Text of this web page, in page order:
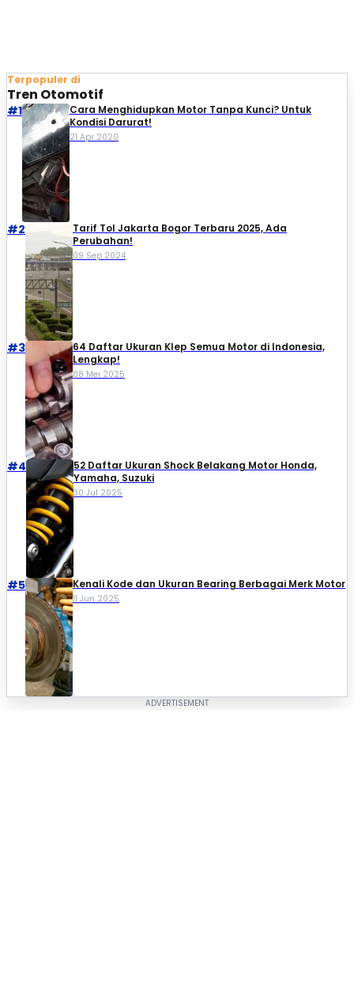
Terpopuler di
Tren Otomotif
#1
Cara Menghidupkan Motor Tanpa Kunci? Untuk
Kondisi Darurat!
21 Apr 2020
#2
Tarif Tol Jakarta Bogor Terbaru 2025, Ada
Perubahan!
09 Sep 2024
#3
64 Daftar Ukuran Klep Semua Motor di Indonesia,
Lengkap!
08 Mei 2025
#4
52 Daftar Ukuran Shock Belakang Motor Honda,
Yamaha, Suzuki​
30 Jul 2025
#5 Kenali Kode dan Ukuran Bearing Berbagai Merk Motor
11 Jun 2025